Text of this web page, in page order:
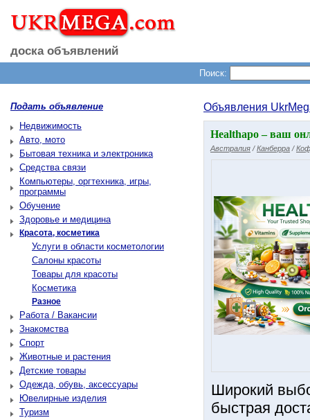
доска объявлений
Поиск:
Подать объявление
Недвижимость
Авто, мото
Бытовая техника и электроника
Средства связи
Компьютеры, оргтехника, игры,
программы
Обучение
Здоровье и медицина
Красота, косметика
Услуги в области косметологии
Салоны красоты
Товары для красоты
Косметика
Разное
Работа / Вакансии
Знакомства
Спорт
Животные и растения
Детские товары
Одежда, обувь, аксессуары
Ювелирные изделия
Туризм
Объявления
Healthapo – ваш
Австралия /Канберра /
Широкий
быстрая